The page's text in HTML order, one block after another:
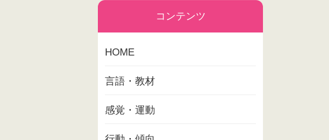
コンテンツ
HOME
言語・教材
感覚・運動